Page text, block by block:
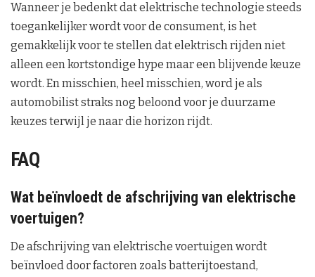
Wanneer je bedenkt dat elektrische technologie steeds
toegankelijker wordt voor de consument, is het
gemakkelijk voor te stellen dat elektrisch rijden niet
alleen een kortstondige hype maar een blijvende keuze
wordt. En misschien, heel misschien, word je als
automobilist straks nog beloond voor je duurzame
keuzes terwijl je naar die horizon rijdt.
FAQ
Wat beïnvloedt de afschrijving van elektrische
voertuigen?
De afschrijving van elektrische voertuigen wordt
beïnvloed door factoren zoals batterijtoestand,